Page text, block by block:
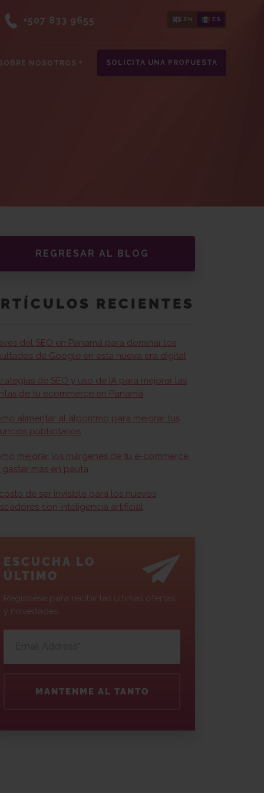
+507 833 9655 EN ES
NOSOTROS SOLICITA UNA PROPUESTA
REGRESAR AL BLOG
RECIENTES
del SEO en Panamá para dominar los
de Google en esta nueva era digital
de SEO y uso de IA para mejorar las
de tu ecommerce en Panamá
alimentar al algoritmo para mejorar tus
publicitarios
mejorar los márgenes de tu e-commerce
gastar más en pauta
de ser invisible para los nuevos
con inteligencia artificial
ESCUCHA LO
ÚLTIMO
Regístrese para recibir las últimas ofertas
y novedades.
MANTENME AL TANTO